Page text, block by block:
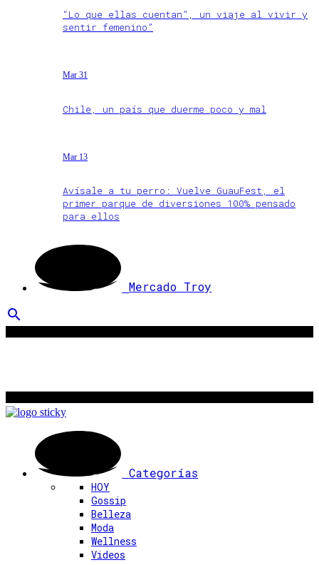
“Lo que ellas cuentan”, un viaje al vivir y
sentir femenino”
Mar 31
Chile, un país que duerme poco y mal
Mar 13
Avísale a tu perro: Vuelve GuauFest, el
primer parque de diversiones 100% pensado
para ellos
Mercado Troy
search
Categorías
HOY
Gossip
Belleza
Moda
Wellness
Videos